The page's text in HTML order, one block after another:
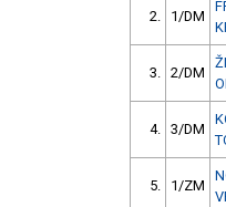
2. 1/DM
3. 2/DM
4. 3/DM
5. 1/ZM